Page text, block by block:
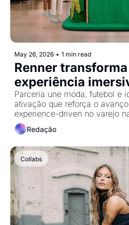
May 26, 2026 • 1 min read
Renner
experiência
collab com
Parceria une moda, futebol e
ativação que reforça o
experience-driven no varejo
Redação
Collabs